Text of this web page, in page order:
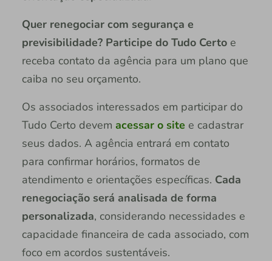
Quer renegociar com segurança e
previsibilidade? Participe do Tudo Certo e
receba contato da agência para um plano que
caiba no seu orçamento.
Os associados interessados em participar do
Tudo Certo devem acessar o site e cadastrar
seus dados. A agência entrará em contato
para confirmar horários, formatos de
atendimento e orientações específicas. Cada
renegociação será analisada de forma
personalizada, considerando necessidades e
capacidade financeira de cada associado, com
foco em acordos sustentáveis.